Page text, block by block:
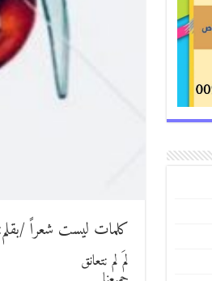
كلمات ليست شعراً /
لمَ لم نتعانق